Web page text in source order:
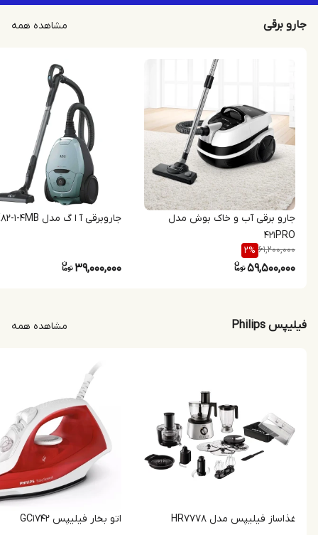
جارو برقی مشاهده همه
جارو برقی آب و خاک بوش مدل
421PRO
61,200,000
2%
59,500,000
جاروبرقی آ ا گ مدل VX82-1-4MB
39,000,000
فیلیپس Philips مشاهده همه
غذاساز فیلیپس مدل HR7778 اتو بخار فیلیپس GC1742